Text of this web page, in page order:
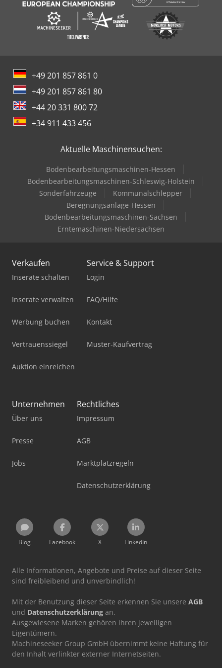
Austria“: Interesse geweckt? Kontaktieren Sie uns gerne
um einen Besichtigungstermin zu vereinbaren oder um
ein Angebot zu erhalten.
+49 201 857 861 0
+49 201 857 861 80
+44 20 331 800 72
+34 911 433 456
Aktuelle Maschinensuchen:
Bodenbearbeitungsmaschinen-Hessen
Bodenbearbeitungsmaschinen-Schleswig-Holstein
Sonderfahrzeuge
Kommunalschlepper
Beregnungsanlage-Hessen
Bodenbearbeitungsmaschinen-Sachsen
Erntemaschinen-Niedersachsen
Verkaufen
Inserate schalten
Inserate verwalten
Werbung buchen
Vertrauenssiegel
Auktion einreichen
Service & Support
Login
FAQ/Hilfe
Kontakt
Muster-Kaufvertrag
Unternehmen
Über uns
Presse
Jobs
Rechtliches
Impressum
AGB
Marktplatzregeln
Datenschutzerklärung
Blog Facebook X LinkedIn
Alle Informationen, Angebote und Preise auf dieser Seite
sind freibleibend und unverbindlich!
Mit der Benutzung dieser Seite erkennen Sie unsere AGB
und Datenschutzerklärung an.
Ausgewiesene Marken gehören ihren jeweiligen
Eigentümern.
Machineseeker Group GmbH übernimmt keine Haftung für
den Inhalt verlinkter externer Internetseiten.